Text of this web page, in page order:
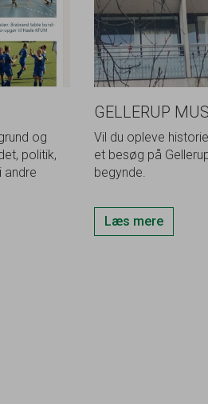
og
politik,
andre
GELLERUP
Vil du opleve
et besøg på
begynde.
Læs mere